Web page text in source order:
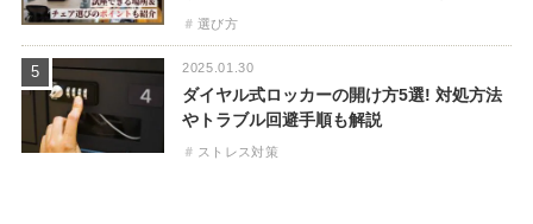
選び方
5 2025.01.30
ダイヤル式ロッカーの開け方5選! 対処方法
やトラブル回避手順も解説
ストレス対策